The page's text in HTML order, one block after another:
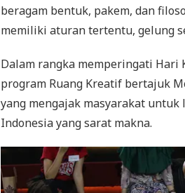
beragam bentuk, pakem, dan
memiliki aturan tertentu, gelung
Dalam rangka memperingati Hari
program Ruang Kreatif bertajuk
yang mengajak masyarakat
Indonesia yang sarat makna.